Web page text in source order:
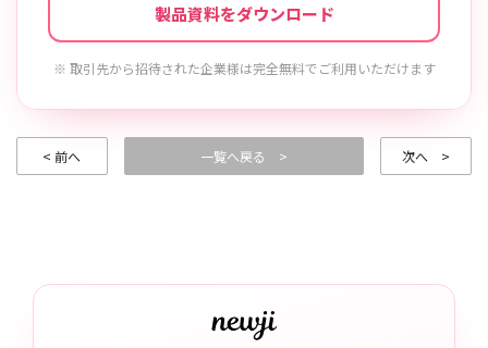
製品資料をダウンロード
※ 取引先から招待された企業様は完全無料でご利用いただけます
< 前へ 一覧へ戻る > 次へ >